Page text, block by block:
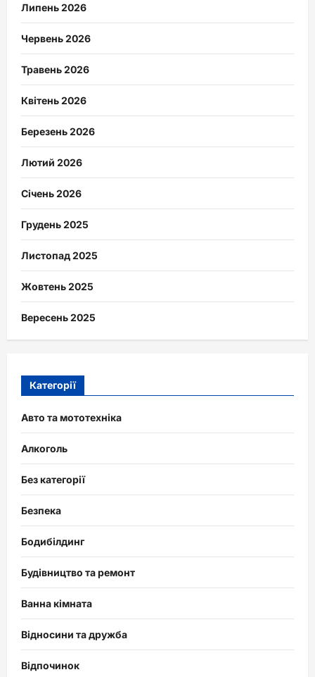
Липень 2026
Червень 2026
Травень 2026
Квітень 2026
Березень 2026
Лютий 2026
Січень 2026
Грудень 2025
Листопад 2025
Жовтень 2025
Вересень 2025
Категорії
Авто та мототехніка
Алкоголь
Без категорії
Безпека
Бодибілдинг
Будівництво та ремонт
Ванна кімната
Відносини та дружба
Відпочинок